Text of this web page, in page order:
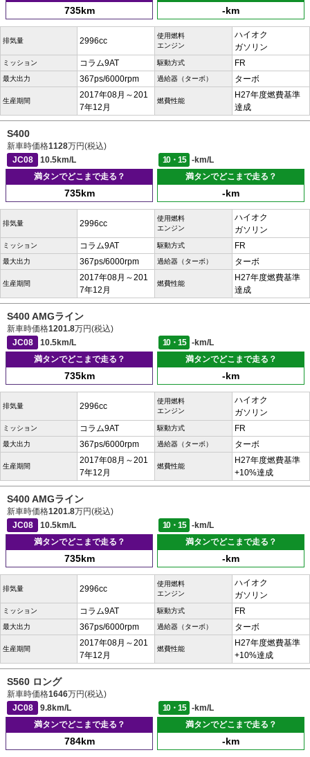
735km -km
排気量 2996cc
使用燃料
エンジン
ハイオク
ガソリン
ミッション コラム9AT 駆動方式 FR
最大出力 367ps/6000rpm 過給器（ターボ） ターボ
生産期間
2017年08月～201
7年12月
燃費性能
H27年度燃費基準
達成
S400
新車時価格1128万円(税込)
JC08
10.5km/L 10・15
-km/L
満タンでどこまで走る？
735km
満タンでどこまで走る？
-km
排気量 2996cc
使用燃料
エンジン
ハイオク
ガソリン
ミッション コラム9AT 駆動方式 FR
最大出力 367ps/6000rpm 過給器（ターボ） ターボ
生産期間
2017年08月～201
7年12月
燃費性能
H27年度燃費基準
達成
S400 AMGライン
新車時価格1201.8万円(税込)
JC08
10.5km/L 10・15
-km/L
満タンでどこまで走る？
735km
満タンでどこまで走る？
-km
排気量 2996cc
使用燃料
エンジン
ハイオク
ガソリン
ミッション コラム9AT 駆動方式 FR
最大出力 367ps/6000rpm 過給器（ターボ） ターボ
生産期間
2017年08月～201
7年12月
燃費性能
H27年度燃費基準
+10%達成
S400 AMGライン
新車時価格1201.8万円(税込)
JC08
10.5km/L 10・15
-km/L
満タンでどこまで走る？
735km
満タンでどこまで走る？
-km
排気量 2996cc
使用燃料
エンジン
ハイオク
ガソリン
ミッション コラム9AT 駆動方式 FR
最大出力 367ps/6000rpm 過給器（ターボ） ターボ
生産期間
2017年08月～201
7年12月
燃費性能
H27年度燃費基準
+10%達成
S560 ロング
新車時価格1646万円(税込)
JC08
9.8km/L 10・15
-km/L
満タンでどこまで走る？
784km
満タンでどこまで走る？
-km